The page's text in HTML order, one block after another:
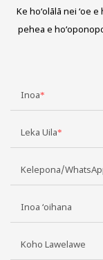
Ke hoʻolālā nei ʻoe e
pehea e
Inoa
Leka Uila
Kelepona/
Inoa ʻoihana
Koho Lawelawe